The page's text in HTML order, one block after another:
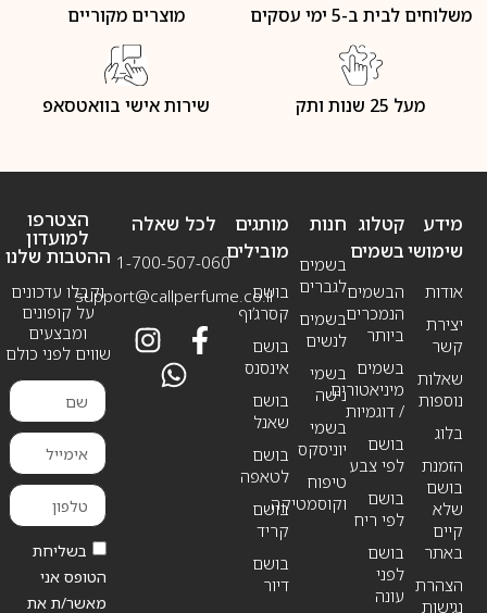
משלוחים לבית ב-5 ימי עסקים מוצרים מקוריים
מעל 25 שנות ותק שירות אישי בוואטסאפ
מידע
שימושי
אודות
יצירת
קשר
שאלות
נוספות
בלוג
הזמנת
בושם
שלא
קיים
באתר
הצהרת
נגישות
חנות
בשמים
לגברים
בשמים
לנשים
בשמי
נישה
בשמי
יוניסקס
טיפוח
וקוסמטיקה
קטלוג
בשמים
הבשמים
הנמכרים
ביותר
בשמים
מיניאטורים
/ דוגמיות
בושם
לפי צבע
בושם
לפי ריח
בושם
לפני
עונה
מותגים
מובילים
בושם
קסרג’וף
בושם
אינסנס
בושם
שאנל
בושם
לטאפה
בושם
קריד
בושם
דיור
לכל שאלה
1-700-507-060
support@callperfume.co.il
הצטרפו
למועדון
ההטבות שלנו
וקבלו עדכונים
על קופונים
ומבצעים
שווים לפני כולם
בשליחת
הטופס אני
מאשר/ת את